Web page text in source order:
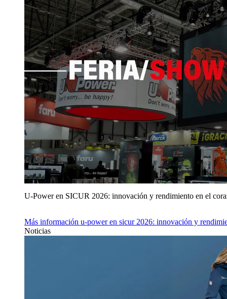
U‑Power en SICUR 2026: innovación y rendimiento en el
Más información u‑power en sicur 2026: innovación y
Noticias